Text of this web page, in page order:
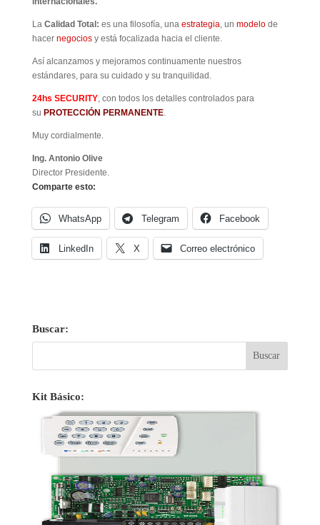
La Calidad Total: es una filosofía, una estrategia, un modelode
hacer negociosy está focalizada hacia el cliente.
Así alcanzamos y mejoramos continuamente nuestros
estándares, para su cuidado y su tranquilidad.
24hs SECURITY, con todos los detalles controlados para
su PROTECCIÓN PERMANENTE.
Muy cordialmente.
Ing. Antonio Olive
Director Presidente.
Comparte esto:
WhatsApp Telegram Facebook
LinkedIn X Correo electrónico
Buscar:
Kit Básico: